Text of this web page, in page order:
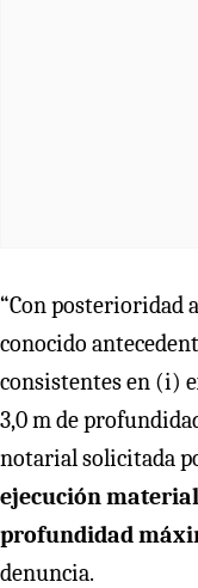
“Con posterioridad
conocido
consistentes en (i)
3,0 m de
notarial solicitada
ejecución
profundidad
denuncia.